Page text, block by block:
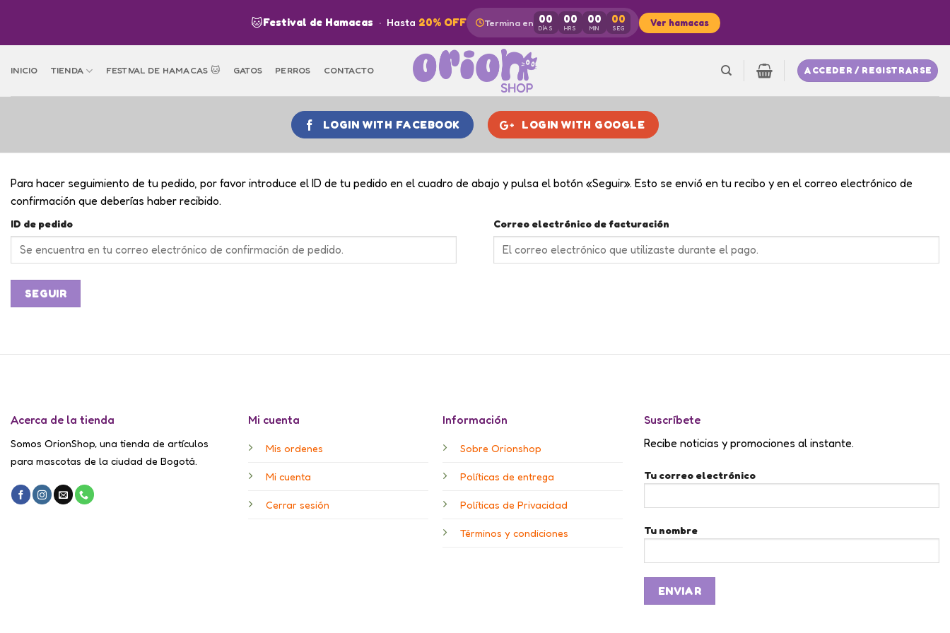
content
🐱Festival de Hamacas · Hasta 20% OFF Termina en 00
DÍAS
00
HRS
00
MIN
00
SEG
Ver hamacas
INICIO TIENDA FESTIVAL DE HAMACAS 🐱 GATOS PERROS CONTACTO ACCEDER / REGISTRARSE
LOGIN WITH FACEBOOK LOGIN WITH GOOGLE
Para hacer seguimiento de tu pedido, por favor introduce el ID de tu pedido en el cuadro de abajo y pulsa el botón «Seguir». Esto se envió en tu recibo y en el correo electrónico de
confirmación que deberías haber recibido.
ID de pedido Correo electrónico de facturación
SEGUIR
Acerca de la tienda
Somos OrionShop, una tienda de artículos
para mascotas de la ciudad de Bogotá.
Mi cuenta
Mis ordenes
Mi cuenta
Cerrar sesión
Información
Sobre Orionshop
Políticas de entrega
Políticas de Privacidad
Términos y condiciones
Suscríbete
Recibe noticias y promociones al instante.
Tu correo electrónico
Tu nombre